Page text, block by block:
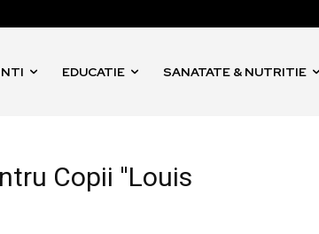
EDUCATIE SANATATE & NUTRITIE
Copii ''Louis